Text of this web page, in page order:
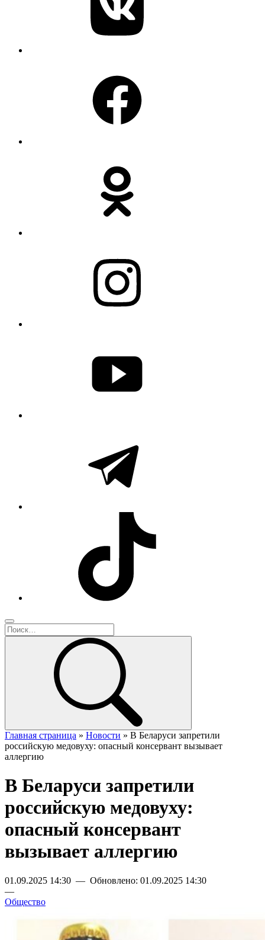
Главная страница » Новости » В Беларуси запретили
российскую медовуху: опасный консервант вызывает
аллергию
В Беларуси запретили
российскую медовуху:
опасный консервант
вызывает аллергию
01.09.2025 14:30 — Обновлено: 01.09.2025 14:30
—
Общество